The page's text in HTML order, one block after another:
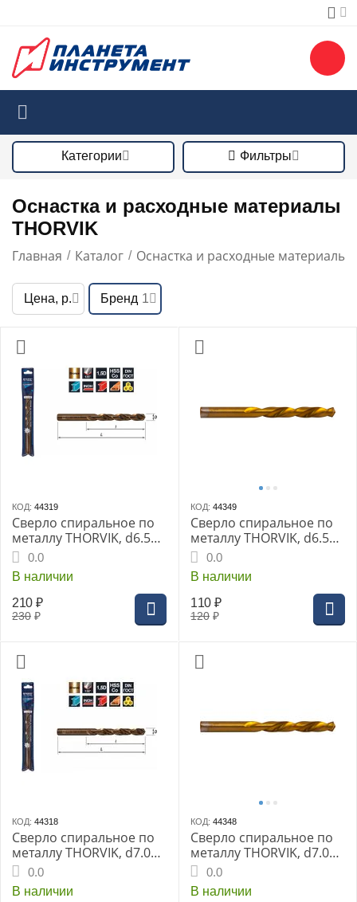
Категории Фильтры
Оснастка и расходные материалы
THORVIK
Главная / Каталог / Оснастка и расходные материалы
Цена, р. Бренд 1
КОД: 44319
Сверло спиральное по
металлу THORVIK, d6.5
мм HSS Co в ПВХ упак.,
TDB065K5
0.0
В наличии
230 ₽
210 ₽
КОД: 44349
Сверло спиральное по
металлу THORVIK, d6.5
мм, HSS TiN в блистере,
TDB065NTB
0.0
В наличии
120 ₽
110 ₽
КОД: 44318
Сверло спиральное по
металлу THORVIK, d7.0
мм HSS Co в ПВХ упак.,
TDB070K5
0.0
В наличии
КОД: 44348
Сверло спиральное по
металлу THORVIK, d7.0
мм, HSS TiN в блистере,
TDB070NTB
0.0
В наличии